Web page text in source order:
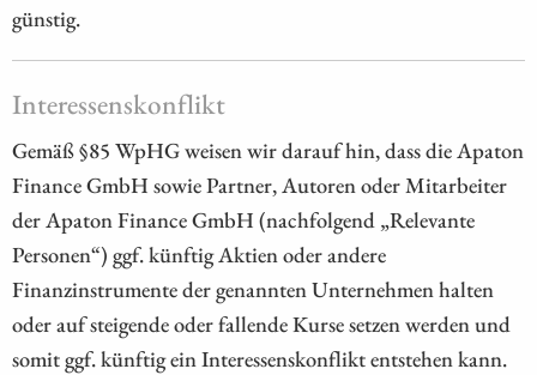
günstig.
Interessenskonflikt
Gemäß §85 WpHG weisen wir darauf hin, dass die Apaton
Finance GmbH sowie Partner, Autoren oder Mitarbeiter
der Apaton Finance GmbH (nachfolgend „Relevante
Personen“) ggf. künftig Aktien oder andere
Finanzinstrumente der genannten Unternehmen halten
oder auf steigende oder fallende Kurse setzen werden und
somit ggf. künftig ein Interessenskonflikt entstehen kann.